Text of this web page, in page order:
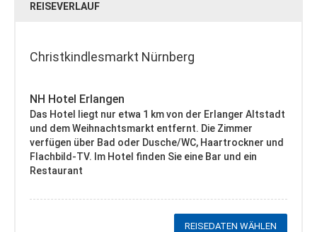
REISEVERLAUF
Christkindlesmarkt Nürnberg
NH Hotel Erlangen
Das Hotel liegt nur etwa 1 km von der Erlanger Altstadt
und dem Weihnachtsmarkt entfernt. Die Zimmer
verfügen über Bad oder Dusche/WC, Haartrockner und
Flachbild-TV. Im Hotel finden Sie eine Bar und ein
Restaurant
REISEDATEN WÄHLEN